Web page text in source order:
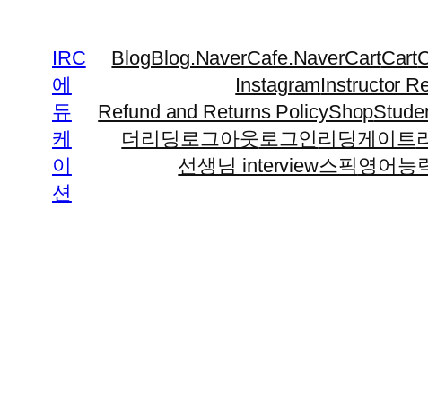
IRC
에
듀
케
이
션
BlogBlog.NaverCafe.NaverCartCart
InstagramInstructor
Refund and Returns PolicyShop
더리딩로그아웃로그인 리딩게이트
선생님 interview스픽 영어능